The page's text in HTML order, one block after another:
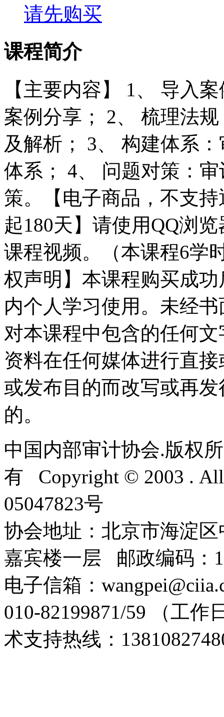
请先购买
课程简介
【主要内容】 1、 导入
案例分享； 2、 梳理法
及解析； 3、 构建体系
体系； 4、 问题对策：
策。【电子商品，不支
起180天】请使用QQ浏
课程视频。（本课程6学
权声明】本课程购买成
内个人学习使用。未经
对本课程中包含的任何
资料在任何媒体进行直
或发布目的而改写或再
的。
中国内部审计协会.版权所
有 Copyright © 2003 .
05047823号
协会地址：北京市海淀
嘉宾楼一层 邮政编码
电子信箱：
010-82199871/59 （工
术支持热线：